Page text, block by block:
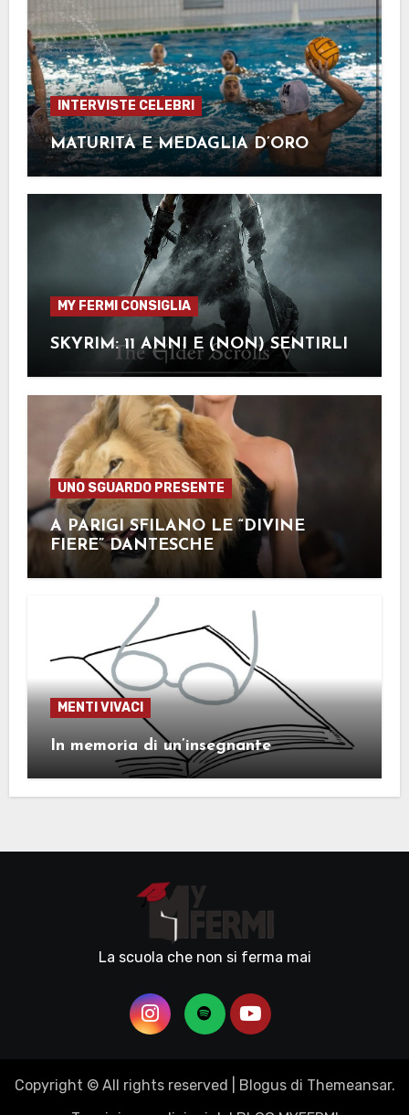
INTERVISTE CELEBRI
MATURITÀ E MEDAGLIA D’ORO
MY FERMI CONSIGLIA
SKYRIM: 11 ANNI E (NON) SENTIRLI
UNO SGUARDO PRESENTE
A PARIGI SFILANO LE “DIVINE
FIERE” DANTESCHE
MENTI VIVACI
In memoria di un’insegnante
La scuola che non si ferma mai
Copyright © All rights reserved Blogusdi Themeansar.